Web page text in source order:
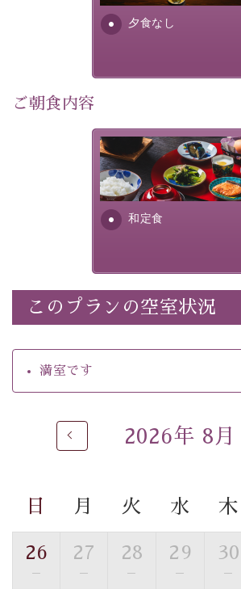
・諏訪大社4社を巡る無料参拝バス（
・館内着をご用意
・館内フリーWi-Fi
・駐車場完備
・個室料亭で個室食
・朝食はこだわりの味噌汁をはじめ
■お座敷風呂（大浴場）
温泉の成分に合わせ、防菌防カビの
※男性大浴場までのご移動には階段が
ご了承のほどお願いいたします。
貸切温泉風呂
（40分2000円）
眺望はございませんが、源泉掛け流し
■諏訪大社4社を巡る無料参拝バス
豊富な知識を持ったドライバー兼ガイ
夕食なし
ご朝食内容
和定食
さっぱりとした和食膳に
れる食材は、諏訪の名産
ふんだんに取り入れ、安
安全を心掛けた長野県
このプランの空室状況
満室です
2026年 8月
日 月 火 水 木
26
—
27
—
28
—
29
—
30
—